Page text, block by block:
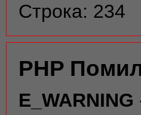
Строка: 234
PHP
E_WARNING